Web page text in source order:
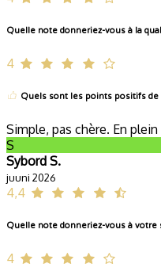
Quelle note donneriez-vous à la
4
Quels sont les points positifs de
Simple, pas chère. En
S
Sybord S.
juuni 2026
4,4
Quelle note donneriez-vous à votre
4